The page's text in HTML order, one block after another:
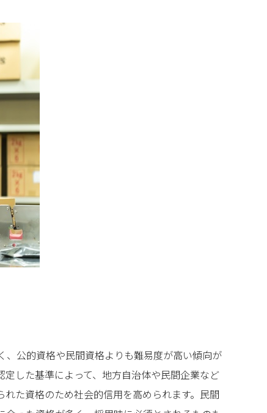
公的資格や民間資格よりも難易度が高い傾向が
した基準によって、地方自治体や民間企業など
た資格のため社会的信用を高められます。民間